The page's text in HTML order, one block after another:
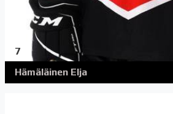
7
Hämäläinen Elja